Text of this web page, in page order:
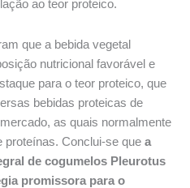
ao teor proteico.
que a bebida vegetal
nutricional favorável e
para o teor proteico, que
bebidas proteicas de
as quais normalmente
proteínas. Conclui-se que a
de cogumelos Pleurotus
promissora para o